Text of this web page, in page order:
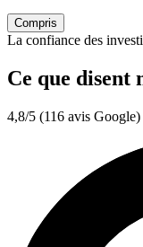
Compris
La confiance des
Ce que disent
4,8/5 (116 avis